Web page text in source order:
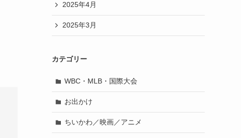
2025年4月
2025年3月
カテゴリー
WBC・MLB・国際大会
お出かけ
ちいかわ／映画／アニメ